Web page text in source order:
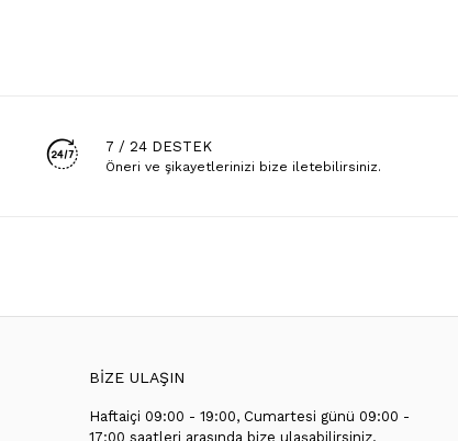
7 / 24 DESTEK
Öneri ve şikayetlerinizi bize iletebilirsiniz.
BİZE ULAŞIN
Haftaiçi 09:00 - 19:00, Cumartesi günü 09:00 -
17:00 saatleri arasında bize ulaşabilirsiniz.